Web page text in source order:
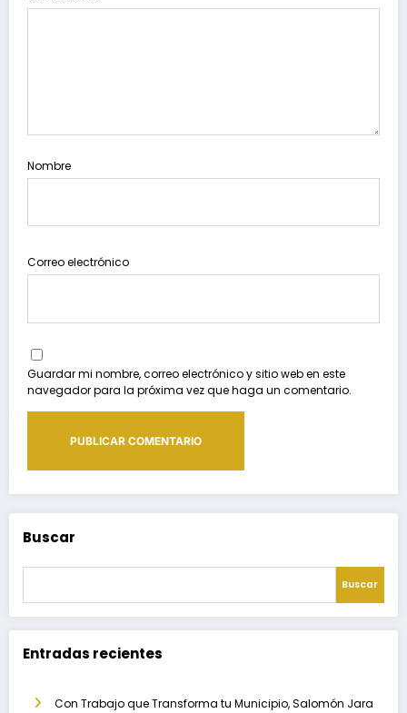
Nombre
Correo electrónico
Guardar mi nombre, correo electrónico y sitio web en este
navegador para la próxima vez que haga un comentario.
Buscar
Buscar
Entradas recientes
Con Trabajo que Transforma tu Municipio, Salomón Jara